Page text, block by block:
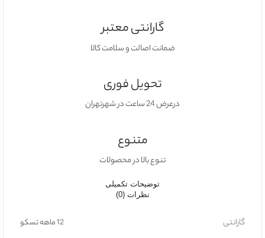
گارانتی معتبر
ضمانت اصالت و سلامت کالا
تحویل فوری
درعرض 24 ساعت در شهرتهران
متنوع
تنوع بالا در محصولات
توضیحات تکمیلی
نظرات (0)
گارانتی 12 ماهه تسکو